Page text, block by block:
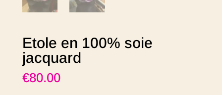
Etole en 100% soie
jacquard
€80.00